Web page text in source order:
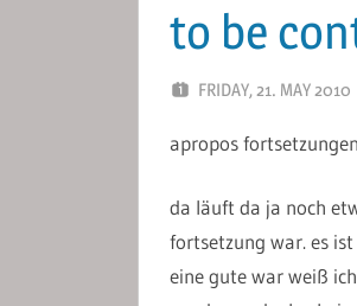
to be
FRIDAY, 21. MAY 2010
apropos
da läuft da ja noch
fortsetzung war. es
eine gute war weiß